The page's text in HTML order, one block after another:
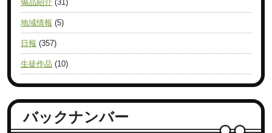
備品紹介 (31)
地域情報 (5)
日報 (357)
生徒作品 (10)
バックナンバー